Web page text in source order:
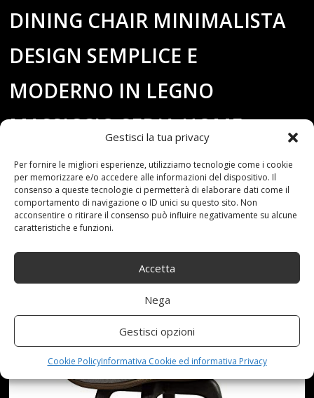
Gestisci la tua privacy
Per fornire le migliori esperienze, utilizziamo tecnologie come i cookie
per memorizzare e/o accedere alle informazioni del dispositivo. Il
consenso a queste tecnologie ci permetterà di elaborare dati come il
comportamento di navigazione o ID unici su questo sito. Non
acconsentire o ritirare il consenso può influire negativamente su alcune
caratteristiche e funzioni.
Accetta
Nega
Gestisci opzioni
Cookie PolicyInformativa Cookie ed informativa Privacy
DINING CHAIR MINIMALISTA
DESIGN SEMPLICE E
MODERNO IN LEGNO
MASSICCIO SEDIA HOME
RISTORANTE CHAIR SEDIA
CARINA (COLORE : KHAKI)